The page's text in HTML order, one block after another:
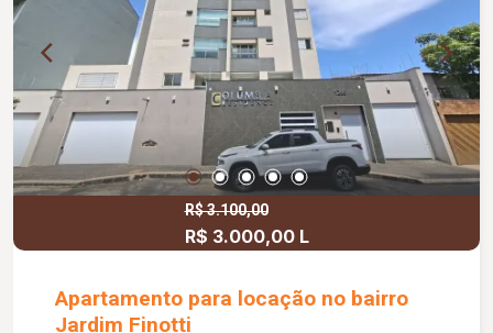
R$ 3.100,00
R$ 3.000,00 L
Apartamento para locação no bairro
Jardim Finotti